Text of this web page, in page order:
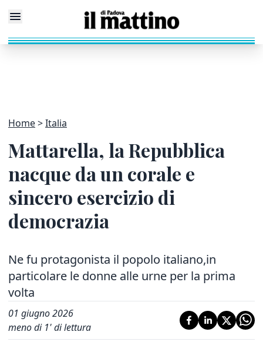
Home Italia
Mattarella, la Repubblica
nacque da un corale e
sincero esercizio di
democrazia
Ne fu protagonista il popolo italiano,in
particolare le donne alle urne per la prima
volta
01 giugno 2026
meno di 1' di lettura